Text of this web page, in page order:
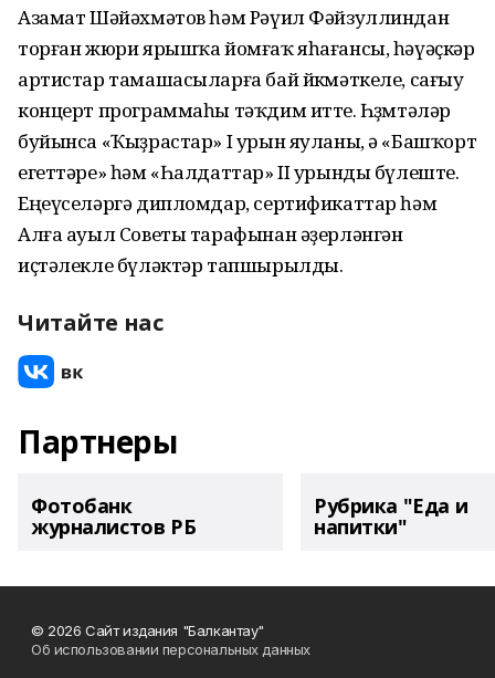
Азамат Шәйәхмәтов һәм Рәүил Фәйзуллиндан
торған жюри ярышҡа йомғаҡ яһағансы, һәүәҫкәр
артистар тамашасыларға бай йөкмәткеле, сағыу
концерт программаһы тәҡдим итте. Һөҙөмтәләр
буйынса «Ҡыҙрастар» I урын яуланы, ә «Башҡорт
егеттәре» һәм «Һалдаттар» II урынды бүлеште.
Еңеүселәргә дипломдар, сертификаттар һәм
Алға ауыл Советы тарафынан әҙерләнгән
иҫтәлекле бүләктәр тапшырылды.
Читайте нас
Партнеры
Фотобанк
журналистов РБ
Рубрика "Еда и
напитки"
© 2026 Сайт издания "Балкантау"
Об использовании персональных данных